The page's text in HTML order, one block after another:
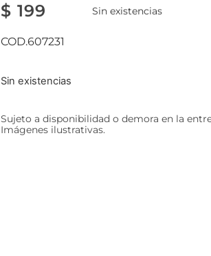
$ 199 Sin existencias
COD.607231
Sin existencias
Sujeto a disponibilidad o demora en la
Imágenes ilustrativas.